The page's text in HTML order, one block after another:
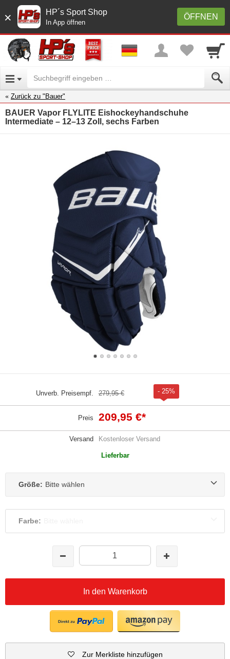
× ÖFFNEN
HP´s Sport Shop
In App öffnen
Zurück zu "Bauer"
BAUER Vapor FLYLITE Eishockeyhandschuhe
Intermediate – 12–13 Zoll, sechs Farben
Unverb. Preisempf. 279,95 € - 25%
Preis 209,95 €*
Versand Kostenloser Versand
Lieferbar
Größe: Bitte wählen
Farbe:
In den Warenkorb
Zur Merkliste hinzufügen